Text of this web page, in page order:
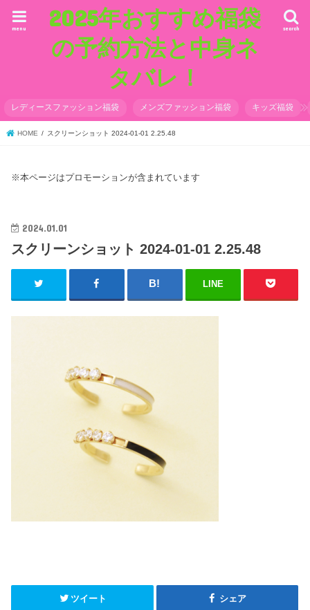
2025年おすすめ福袋
の予約方法と中身ネ
タバレ！
search
menu
レディースファッション福袋 メンズファッション福袋 キッズ福袋
HOME スクリーンショット 2024-01-01 2.25.48
※本ページはプロモーションが含まれています
2024.01.01
スクリーンショット 2024-01-01 2.25.48
LINE
ツイート シェア